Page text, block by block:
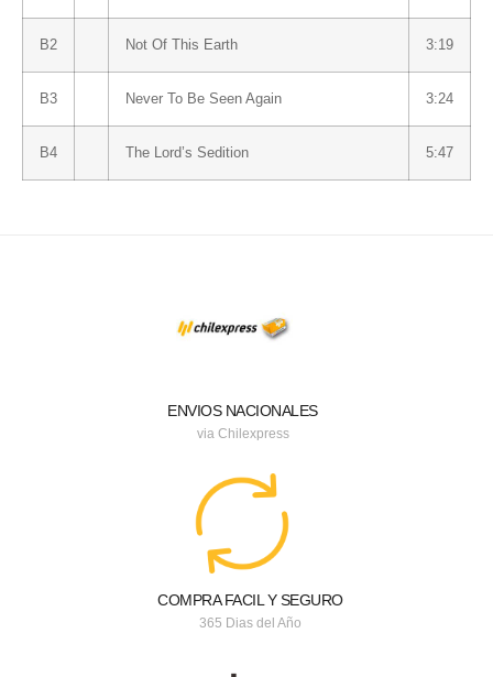
B2 Not Of This Earth 3:19
B3 Never To Be Seen Again 3:24
B4 The Lord’s Sedition 5:47
ENVIOS NACIONALES
via Chilexpress
COMPRA FACIL Y SEGURO
365 Dias del Año